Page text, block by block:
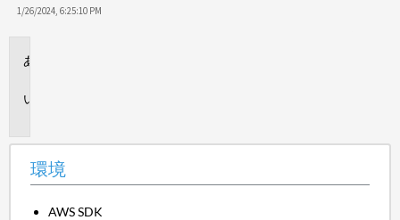
1/26/2024, 6:25:10 PM
環境
AWS SDK